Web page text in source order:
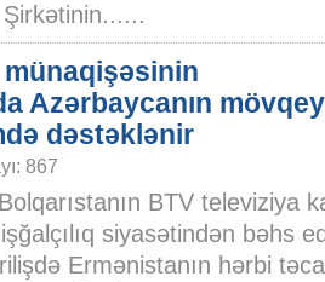
Şirkətinin......
münaqişəsinin
Azərbaycanın
dəstəklənir
867
BTV televiziya
siyasətindən bəhs
Ermənistanın hərbi